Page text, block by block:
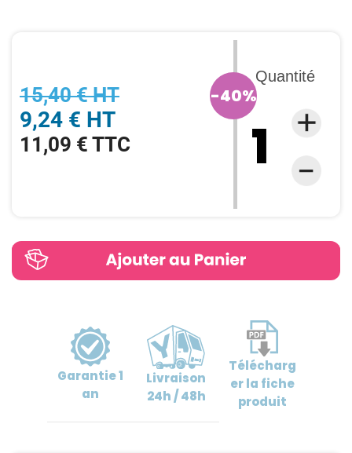
15,40 € HT
9,24 € HT
11,09 € TTC
-40%
Quantité
Garantie1
an
Livraison
24h / 48h
Télécharg
erla fiche
produit